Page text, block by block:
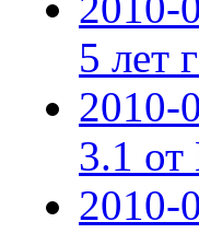
5 лет
2010-
3.1
2010-